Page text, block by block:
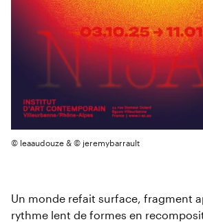
© leaaudouze & © jeremybarrault
Un monde refait surface, fragment
rythme lent de formes en